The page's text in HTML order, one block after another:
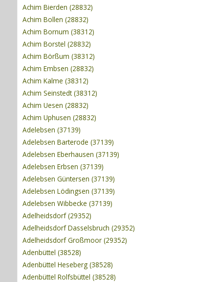
Achim Bierden (28832)
Achim Bollen (28832)
Achim Bornum (38312)
Achim Borstel (28832)
Achim Börßum (38312)
Achim Embsen (28832)
Achim Kalme (38312)
Achim Seinstedt (38312)
Achim Uesen (28832)
Achim Uphusen (28832)
Adelebsen (37139)
Adelebsen Barterode (37139)
Adelebsen Eberhausen (37139)
Adelebsen Erbsen (37139)
Adelebsen Güntersen (37139)
Adelebsen Lödingsen (37139)
Adelebsen Wibbecke (37139)
Adelheidsdorf (29352)
Adelheidsdorf Dasselsbruch (29352)
Adelheidsdorf Großmoor (29352)
Adenbüttel (38528)
Adenbüttel Heseberg (38528)
Adenbüttel Rolfsbüttel (38528)